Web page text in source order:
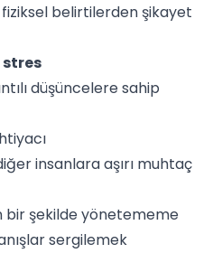
fiziksel belirtilerden şikayet
stres
düşüncelere sahip
insanlara aşırı muhtaç
bir şekilde yönetememe
sergilemek